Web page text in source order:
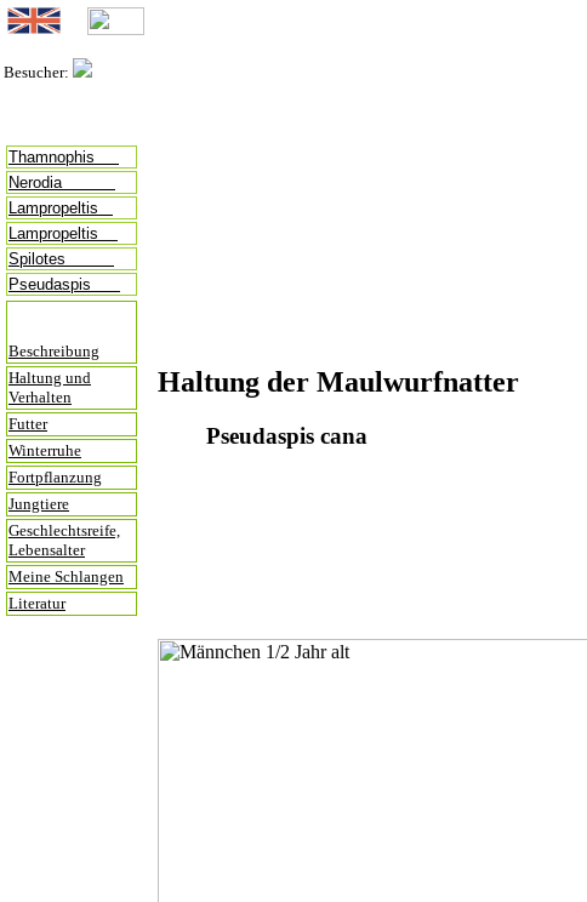
Besucher:
Thamnophis
Nerodia
Lampropeltis
Lampropeltis
Spilotes
Pseudaspis
Beschreibung
Haltung und
Verhalten
Futter
Winterruhe
Fortpflanzung
Jungtiere
Geschlechtsreife,
Lebensalter
Meine Schlangen
Literatur
Haltung der Maulwurfnatter
Pseudaspis cana